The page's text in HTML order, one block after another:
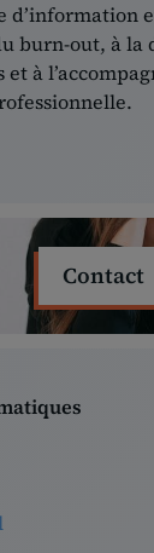
d’information
burn-out, à la
à
Contact